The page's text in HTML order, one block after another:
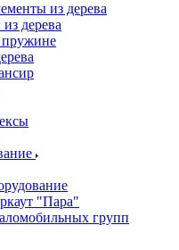
из дерева
дерева
пружине
"Пара"
групп